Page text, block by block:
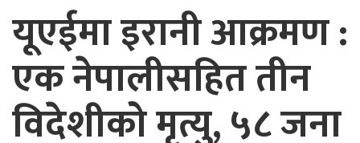
यूएईमा इरानी आक्रमण :
एक नेपालीसहित तीन
विदेशीको मृत्यु, ५८ जना